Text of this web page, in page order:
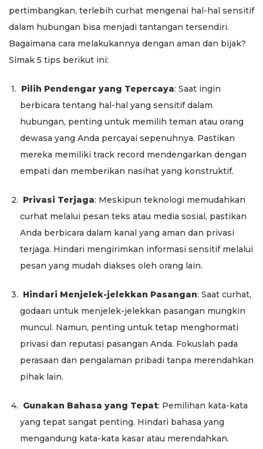
pertimbangkan, terlebih curhat mengenai hal-hal sensitif
dalam hubungan bisa menjadi tantangan tersendiri.
Bagaimana cara melakukannya dengan aman dan bijak?
Simak 5 tips berikut ini:
1. Pilih Pendengar yang Tepercaya: Saat ingin
berbicara tentang hal-hal yang sensitif dalam
hubungan, penting untuk memilih teman atau orang
dewasa yang Anda percayai sepenuhnya. Pastikan
mereka memiliki track record mendengarkan dengan
empati dan memberikan nasihat yang konstruktif.
2. Privasi Terjaga: Meskipun teknologi memudahkan
curhat melalui pesan teks atau media sosial, pastikan
Anda berbicara dalam kanal yang aman dan privasi
terjaga. Hindari mengirimkan informasi sensitif melalui
pesan yang mudah diakses oleh orang lain.
3. Hindari Menjelek-jelekkan Pasangan: Saat curhat,
godaan untuk menjelek-jelekkan pasangan mungkin
muncul. Namun, penting untuk tetap menghormati
privasi dan reputasi pasangan Anda. Fokuslah pada
perasaan dan pengalaman pribadi tanpa merendahkan
pihak lain.
4. Gunakan Bahasa yang Tepat: Pemilihan kata-kata
yang tepat sangat penting. Hindari bahasa yang
mengandung kata-kata kasar atau merendahkan.